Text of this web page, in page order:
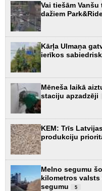
Vai tiešām
dažiem
Kārļa Ulmaņa
ierīkos
Mēneša laikā
staciju apzadzēji
KEM: Trīs
produkciju
Melno segumu
kilometros
segumu
5